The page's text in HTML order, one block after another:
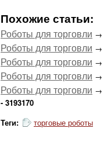
Похожие статьи:
Роботы для торговли →
Роботы для торговли →
Роботы для торговли →
Роботы для торговли →
Роботы для торговли →
- 3193170
Теги:
торговые роботы